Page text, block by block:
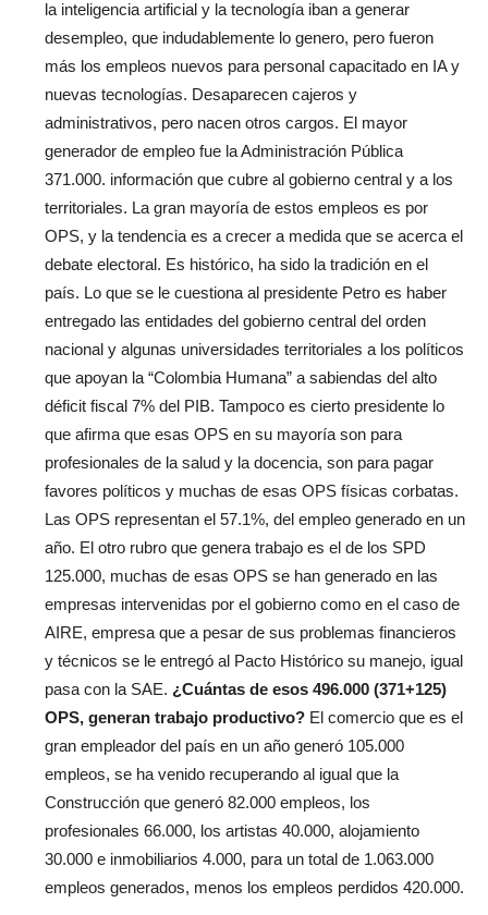
la inteligencia artificial y la tecnología iban a generar
desempleo, que indudablemente lo genero, pero fueron
más los empleos nuevos para personal capacitado en IA y
nuevas tecnologías. Desaparecen cajeros y
administrativos, pero nacen otros cargos. El mayor
generador de empleo fue la Administración Pública
371.000. información que cubre al gobierno central y a los
territoriales. La gran mayoría de estos empleos es por
OPS, y la tendencia es a crecer a medida que se acerca el
debate electoral. Es histórico, ha sido la tradición en el
país. Lo que se le cuestiona al presidente Petro es haber
entregado las entidades del gobierno central del orden
nacional y algunas universidades territoriales a los políticos
que apoyan la “Colombia Humana” a sabiendas del alto
déficit fiscal 7% del PIB. Tampoco es cierto presidente lo
que afirma que esas OPS en su mayoría son para
profesionales de la salud y la docencia, son para pagar
favores políticos y muchas de esas OPS físicas corbatas.
Las OPS representan el 57.1%, del empleo generado en un
año. El otro rubro que genera trabajo es el de los SPD
125.000, muchas de esas OPS se han generado en las
empresas intervenidas por el gobierno como en el caso de
AIRE, empresa que a pesar de sus problemas financieros
y técnicos se le entregó al Pacto Histórico su manejo, igual
pasa con la SAE. ¿Cuántas de esos 496.000 (371+125)
OPS, generan trabajo productivo? El comercio que es el
gran empleador del país en un año generó 105.000
empleos, se ha venido recuperando al igual que la
Construcción que generó 82.000 empleos, los
profesionales 66.000, los artistas 40.000, alojamiento
30.000 e inmobiliarios 4.000, para un total de 1.063.000
empleos generados, menos los empleos perdidos 420.000.